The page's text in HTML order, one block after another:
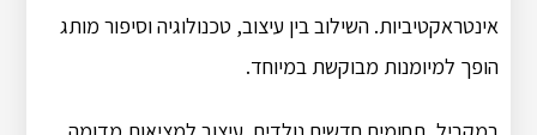
אינטראקטיביות. השילוב בין עיצוב, טכנולוגיה וסיפור מותג
הופך למיומנות מבוקשת במיוחד.